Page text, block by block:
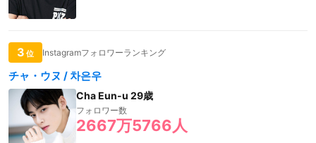
3 位 Instagramフォロワーランキング
チャ・ウヌ / 차은우
Cha Eun-u 29歳
フォロワー数
2667万5766人